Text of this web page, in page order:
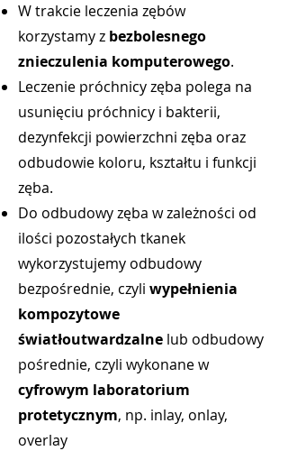
W trakcie leczenia zębów
korzystamy z bezbolesnego
znieczulenia komputerowego.
Leczenie próchnicy zęba polega na
usunięciu próchnicy i bakterii,
dezynfekcji powierzchni zęba oraz
odbudowie koloru, kształtu i funkcji
zęba.
Do odbudowy zęba w zależności od
ilości pozostałych tkanek
wykorzystujemy odbudowy
bezpośrednie, czyli wypełnienia
kompozytowe
światłoutwardzalne lub odbudowy
pośrednie, czyli wykonane w
cyfrowym laboratorium
protetycznym, np. inlay, onlay,
overlay